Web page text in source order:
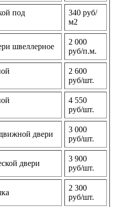
под
340 руб/
м2
швеллерное
2 000
руб/п.м.
2 600
руб/шт.
4 550
руб/шт.
двери
3 000
руб/шт.
двери
3 900
руб/шт.
2 300
руб/шт.